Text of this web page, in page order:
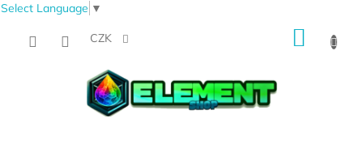
Select Language ▼
CZK